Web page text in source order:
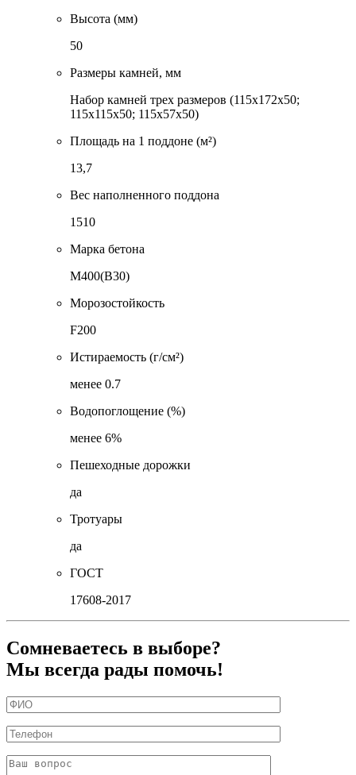
Высота (мм)
50
Размеры камней, мм
Набор камней трех размеров (115x172x50;
115x115x50; 115x57x50)
Площадь на 1 поддоне (м²)
13,7
Вес наполненного поддона
1510
Марка бетона
М400(В30)
Морозостойкость
F200
Истираемость (г/см²)
менее 0.7
Водопоглощение (%)
менее 6%
Пешеходные дорожки
да
Тротуары
да
ГОСТ
17608-2017
Сомневаетесь в выборе?
Мы всегда рады помочь!